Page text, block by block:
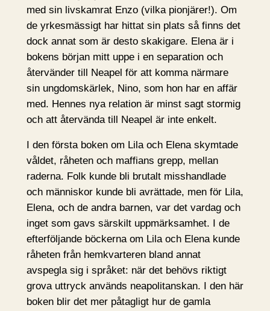
med sin livskamrat Enzo (vilka pionjärer!). Om
de yrkesmässigt har hittat sin plats så finns det
dock annat som är desto skakigare. Elena är i
bokens början mitt uppe i en separation och
återvänder till Neapel för att komma närmare
sin ungdomskärlek, Nino, som hon har en affär
med. Hennes nya relation är minst sagt stormig
och att återvända till Neapel är inte enkelt.
I den första boken om Lila och Elena skymtade
våldet, råheten och maffians grepp, mellan
raderna. Folk kunde bli brutalt misshandlade
och människor kunde bli avrättade, men för Lila,
Elena, och de andra barnen, var det vardag och
inget som gavs särskilt uppmärksamhet. I de
efterföljande böckerna om Lila och Elena kunde
råheten från hemkvarteren bland annat
avspegla sig i språket: när det behövs riktigt
grova uttryck används neapolitanskan. I den här
boken blir det mer påtagligt hur de gamla